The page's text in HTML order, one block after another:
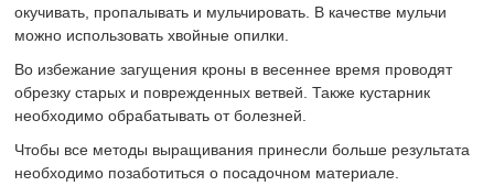
окучивать, пропалывать и мульчировать. В качестве мульчи
можно использовать хвойные опилки.
Во избежание загущения кроны в весеннее время проводят
обрезку старых и поврежденных ветвей. Также кустарник
необходимо обрабатывать от болезней.
Чтобы все методы выращивания принесли больше результата
необходимо позаботиться о посадочном материале.